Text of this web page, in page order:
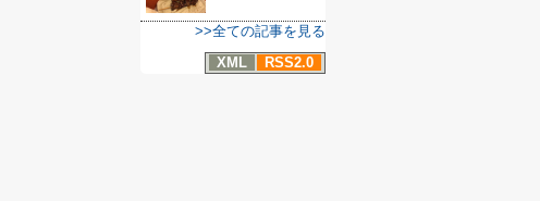
>>全ての記事を見る
XML
RSS2.0